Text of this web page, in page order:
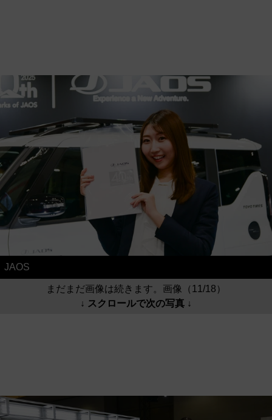
JAOS
まだまだ画像は続きます。画像（11/18）
↓ スクロールで次の写真 ↓